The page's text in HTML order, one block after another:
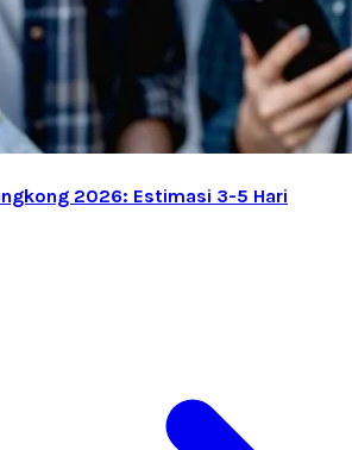
2026: Estimasi 3-5 Hari